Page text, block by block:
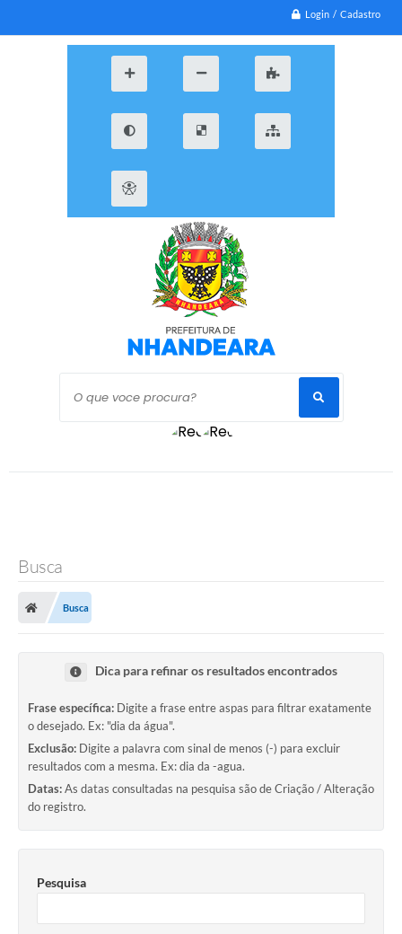
Login / Cadastro
O que voce procura?
Busca
Busca
Dica para refinar os resultados encontrados
Frase específica: Digite a frase entre aspas para filtrar exatamente
o desejado. Ex: "dia da água".
Exclusão: Digite a palavra com sinal de menos (-) para excluir
resultados com a mesma. Ex: dia da -agua.
Datas:As datas consultadas na pesquisa são de Criação / Alteração
do registro.
Pesquisa